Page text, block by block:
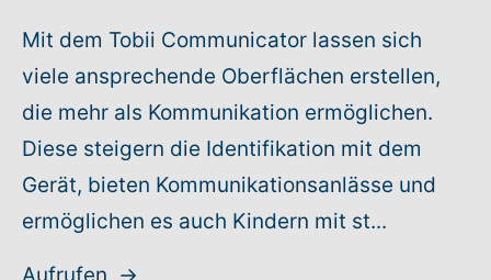
Mit dem Tobii Communicator lassen sich
viele ansprechende Oberflächen erstellen,
die mehr als Kommunikation ermöglichen.
Diese steigern die Identifikation mit dem
Gerät, bieten Kommunikationsanlässe und
ermöglichen es auch Kindern mit st...
Aufrufen →